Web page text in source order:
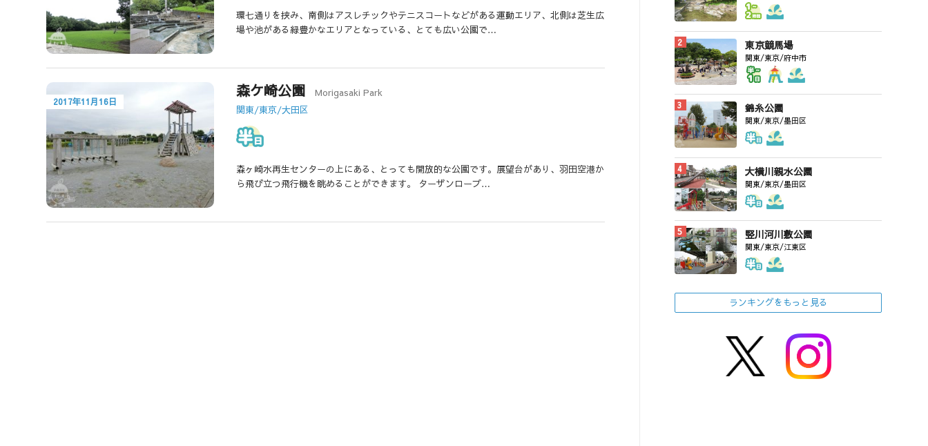
環七通りを挟み、南側はアスレチックやテニスコートなどがある運動エリア、北側は芝生広
場や池がある緑豊かなエリアとなっている、とても広い公園で…
2017年11月16日
森ケ崎公園
Morigasaki Park
関東/東京/大田区
森ヶ崎水再生センターの上にある、とっても開放的な公園です。展望台があり、羽田空港か
ら飛び立つ飛行機を眺めることができます。 ターザンロープ…
東京競馬場
関東/東京/府中市
錦糸公園
関東/東京/墨田区
大横川親水公園
関東/東京/墨田区
竪川河川敷公園
関東/東京/江東区
ランキングをもっと見る